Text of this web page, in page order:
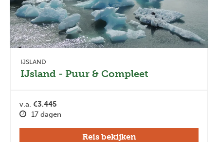
IJSLAND
IJsland - Puur & Compleet
v.a. €3.445
17 dagen
Reis bekijken